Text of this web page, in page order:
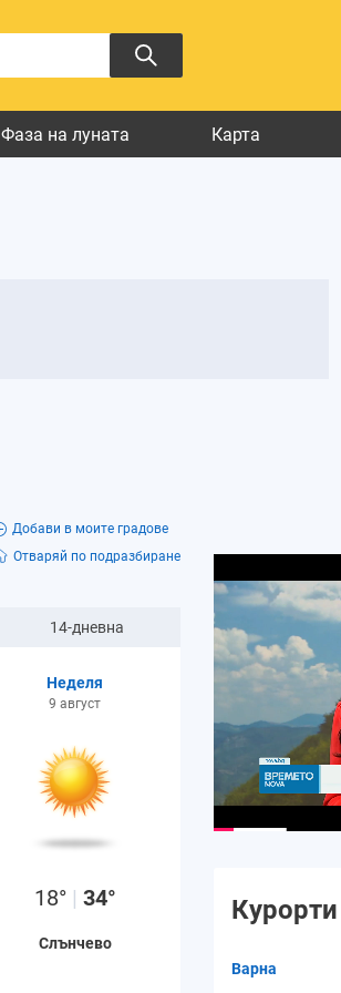
Фаза на луната Карта
Добави в моите градове
Отваряй по подразбиране
14-дневна
Неделя
9 август
18° | 34°
Слънчево
Курорти
Варна